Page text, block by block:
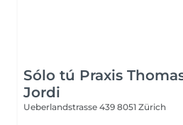
Sólo tú Praxis
Jordi
Ueberlandstrasse 439 8051 Zürich